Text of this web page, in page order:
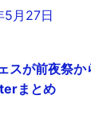
5月27日
スが前夜祭
まとめ